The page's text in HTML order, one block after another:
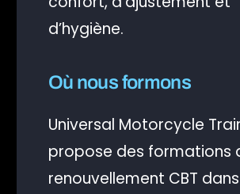
d’hygiène.
Où nous formons
Universal Motorcycle
propose des formations
renouvellement CBT